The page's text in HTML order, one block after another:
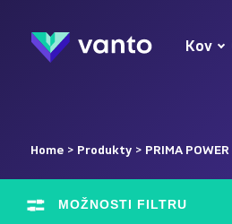
Kov
Home > Produkty > PRIMA POWER
MOŽNOSTI FILTRU